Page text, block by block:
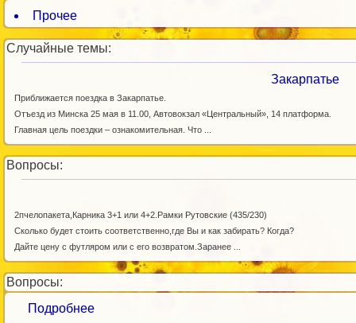
Прочее
Случайные темы:
Закарпатье
Приближается поездка в Закарпатье.
Отъезд из Минска 25 мая в 11.00, Автовокзал «Центральный», 14 платформа.
Главная цель поездки – ознакомительная. Что ...
Вопросы:
2пчелопакета,Карника 3+1 или 4+2.Рамки Рутовские (435/230)
Сколько будет стоить соответственно,где Вы и как забирать? Когда?
Дайте цену с футляром или с его возвратом.Заранее ...
Вопросы:
Подробнее